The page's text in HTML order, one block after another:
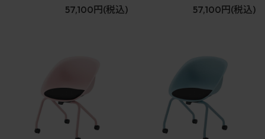
57,100円 (税込) 57,100円 (税込)